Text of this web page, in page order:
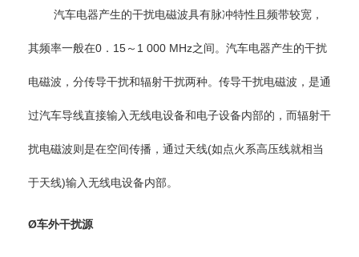
汽车电器产生的干扰电磁波具有脉冲特性且频带较宽，
其频率一般在0．15～1 000 MHz之间。汽车电器产生的干扰
电磁波，分传导干扰和辐射干扰两种。传导干扰电磁波，是通
过汽车导线直接输入无线电设备和电子设备内部的，而辐射干
扰电磁波则是在空间传播，通过天线(如点火系高压线就相当
于天线)输入无线电设备内部。
Ø车外干扰源